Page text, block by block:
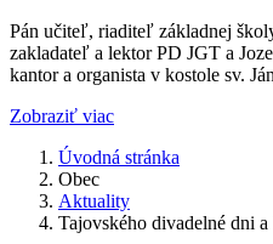
Pán učiteľ, riaditeľ základnej
zakladateľ a lektor PD JGT a
kantor a organista v kostole sv.
Zobraziť viac
Úvodná stránka
Obec
Aktuality
Tajovského divadelné dni